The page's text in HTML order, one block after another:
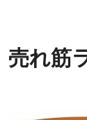
売れ筋